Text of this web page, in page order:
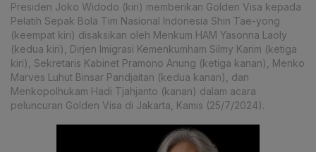
Presiden Joko Widodo (kiri) memberikan Golden Visa kepada
Pelatih Sepak Bola Tim Nasional Indonesia Shin Tae-yong
(keempat kiri) disaksikan oleh Menkum HAM Yasonna Laoly
(kedua kiri), Dirjen Imigrasi Kemenkumham Silmy Karim (ketiga
kiri), Sekretaris Kabinet Pramono Anung (ketiga kanan), Menko
Marves Luhut Binsar Pandjaitan (kedua kanan), dan
Menkopolhukam Hadi Tjahjanto (kanan) dalam acara
peluncuran Golden Visa di Jakarta, Kamis (25/7/2024).